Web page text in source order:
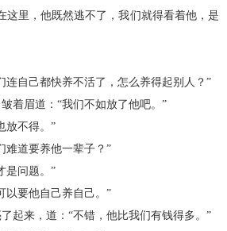
里，他既然逃不了，我们就得看着他，是
自己都快养不活了，怎么养得起别人？”
眉道：“我们不如放了他吧。”
不得。”
道要养他一辈子？”
问题。”
要他自己养自己。”
来，道：“不错，他比我们有钱得多。”